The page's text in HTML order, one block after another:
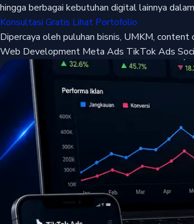
hingga berbagai kebutuhan digital lainnya
Konsultasi Gratis Lihat Portofolio
Dipercaya oleh puluhan bisnis, UMKM, content
Web Development Meta Ads TikTok Ads